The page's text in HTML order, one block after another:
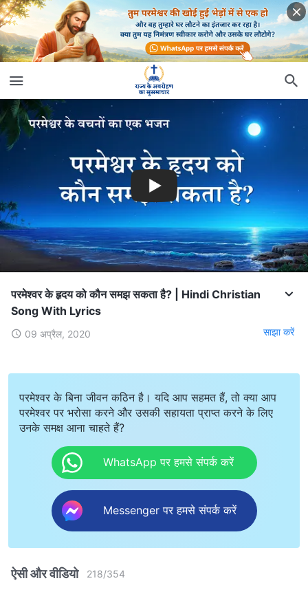
परमेश्वर के हृदय को कौन समझ सकता है? | Hindi Christian
Song With Lyrics
09 अप्रैल, 2020 साझा करें
परमेश्वर के बिना जीवन कठिन है। यदि आप सहमत हैं, तो क्या आप
परमेश्वर पर भरोसा करने और उसकी सहायता प्राप्त करने के लिए
उनके समक्ष आना चाहते हैं?
WhatsApp पर हमसे संपर्क करें
Messenger पर हमसे संपर्क करें
ऐसी और वीडियो 218/354